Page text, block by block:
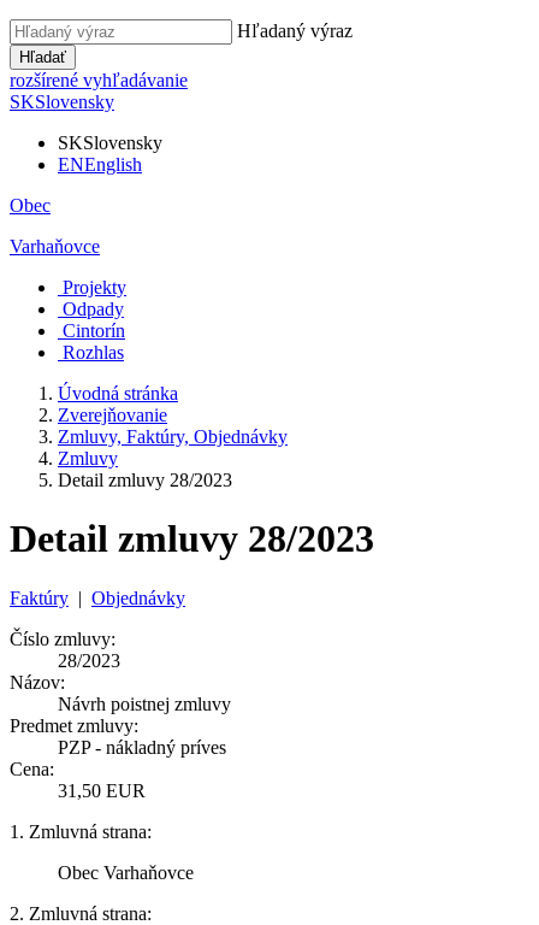
Hľadaný výraz
Hľadať
rozšírené vyhľadávanie
SKSlovensky
SKSlovensky
ENEnglish
Obec
Varhaňovce
Projekty
Odpady
Cintorín
Rozhlas
Úvodná stránka
Zverejňovanie
Zmluvy, Faktúry, Objednávky
Zmluvy
Detail zmluvy 28/2023
Detail zmluvy 28/2023
Faktúry | Objednávky
Číslo zmluvy:
28/2023
Názov:
Návrh poistnej zmluvy
Predmet zmluvy:
PZP - nákladný príves
Cena:
31,50 EUR
1. Zmluvná strana:
Obec Varhaňovce
2. Zmluvná strana: